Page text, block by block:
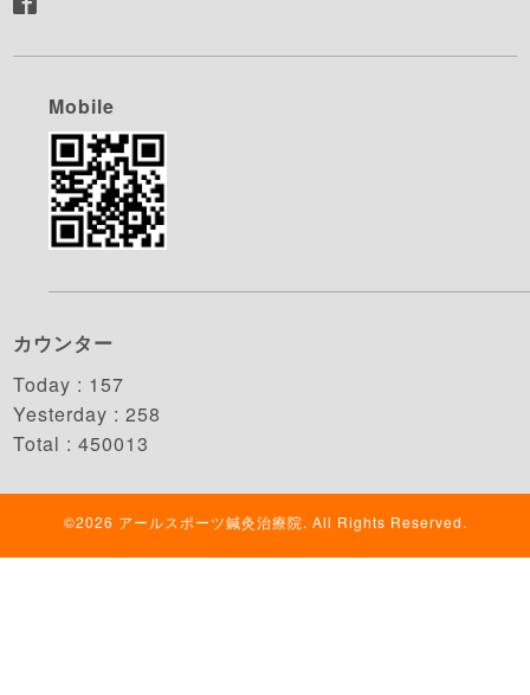
Mobile
カウンター
Today : 157
Yesterday :258
Total :450013
©2026 アールスポーツ鍼灸治療院. All Rights Reserved.